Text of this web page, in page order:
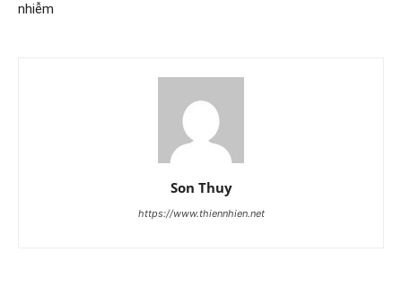
nhiễm
Son Thuy
https://www.thiennhien.net